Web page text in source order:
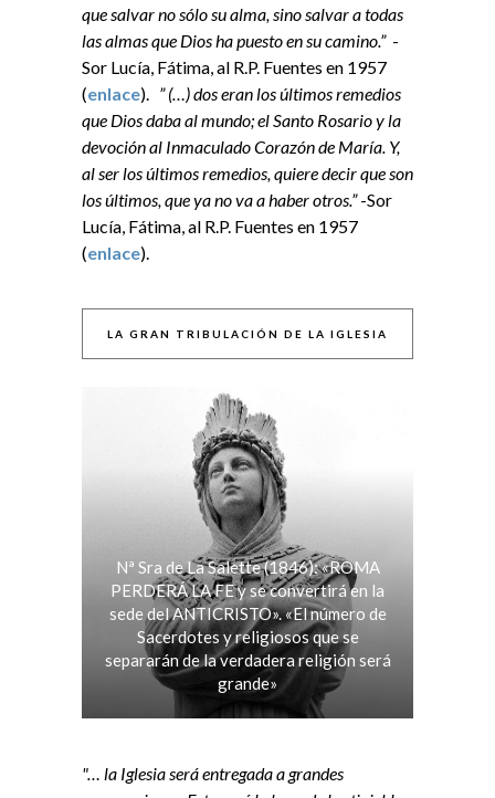
que salvar no sólo su alma, sino salvar a todas
las almas que Dios ha puesto en su camino.” -
Sor Lucía, Fátima, al R.P. Fuentes en 1957
(enlace). ” (…) dos eran los últimos remedios
que Dios daba al mundo; el Santo Rosario y la
devoción al Inmaculado Corazón de María. Y,
al ser los últimos remedios, quiere decir que son
los últimos, que ya no va a haber otros.”-Sor
Lucía, Fátima, al R.P. Fuentes en 1957
(enlace).
LA GRAN TRIBULACIÓN DE LA IGLESIA
Nª Sra de La Salette (1846): «ROMA
PERDERÁ LA FE y se convertirá en la
sede del ANTICRISTO». «El número de
Sacerdotes y religiosos que se
separarán de la verdadera religión será
grande»
"… la Iglesia será entregada a grandes